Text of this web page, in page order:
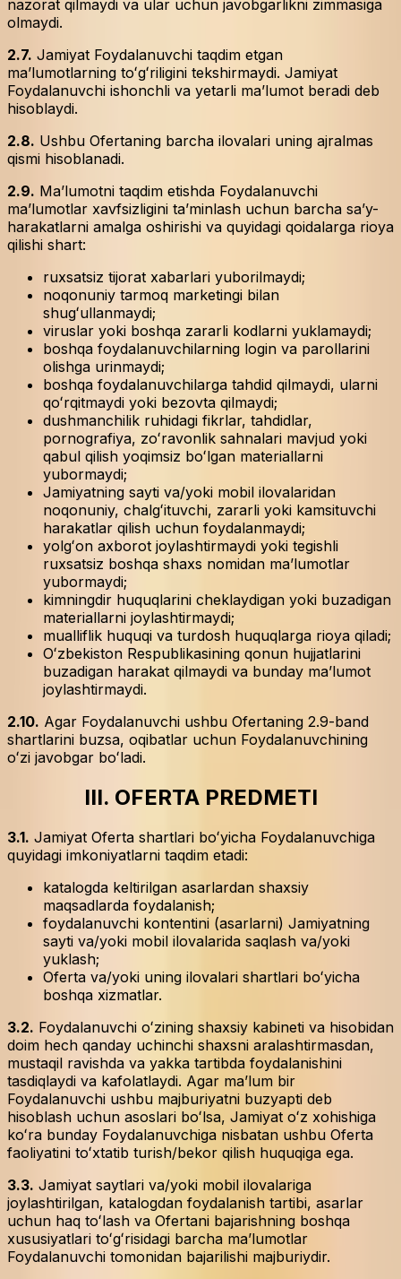
nazorat qilmaydi va ular uchun javobgarlikni zimmasiga
olmaydi.
2.7. Jamiyat Foydalanuvchi taqdim etgan
maʼlumotlarning toʻgʻriligini tekshirmaydi. Jamiyat
Foydalanuvchi ishonchli va yetarli maʼlumot beradi deb
hisoblaydi.
2.8. Ushbu Ofertaning barcha ilovalari uning ajralmas
qismi hisoblanadi.
2.9. Maʼlumotni taqdim etishda Foydalanuvchi
maʼlumotlar xavfsizligini taʼminlash uchun barcha saʼy-
harakatlarni amalga oshirishi va quyidagi qoidalarga rioya
qilishi shart:
ruxsatsiz tijorat xabarlari yuborilmaydi;
noqonuniy tarmoq marketingi bilan
shugʻullanmaydi;
viruslar yoki boshqa zararli kodlarni yuklamaydi;
boshqa foydalanuvchilarning login va parollarini
olishga urinmaydi;
boshqa foydalanuvchilarga tahdid qilmaydi, ularni
qoʻrqitmaydi yoki bezovta qilmaydi;
dushmanchilik ruhidagi fikrlar, tahdidlar,
pornografiya, zoʻravonlik sahnalari mavjud yoki
qabul qilish yoqimsiz boʻlgan materiallarni
yubormaydi;
Jamiyatning sayti va/yoki mobil ilovalaridan
noqonuniy, chalgʻituvchi, zararli yoki kamsituvchi
harakatlar qilish uchun foydalanmaydi;
yolgʻon axborot joylashtirmaydi yoki tegishli
ruxsatsiz boshqa shaxs nomidan maʼlumotlar
yubormaydi;
kimningdir huquqlarini cheklaydigan yoki buzadigan
materiallarni joylashtirmaydi;
mualliflik huquqi va turdosh huquqlarga rioya qiladi;
Oʻzbekiston Respublikasining qonun hujjatlarini
buzadigan harakat qilmaydi va bunday maʼlumot
joylashtirmaydi.
2.10. Agar Foydalanuvchi ushbu Ofertaning 2.9-band
shartlarini buzsa, oqibatlar uchun Foydalanuvchining
oʻzi javobgar boʻladi.
III. OFERTA PREDMETI
3.1. Jamiyat Oferta shartlari boʻyicha Foydalanuvchiga
quyidagi imkoniyatlarni taqdim etadi:
katalogda keltirilgan asarlardan shaxsiy
maqsadlarda foydalanish;
foydalanuvchi kontentini (asarlarni) Jamiyatning
sayti va/yoki mobil ilovalarida saqlash va/yoki
yuklash;
Oferta va/yoki uning ilovalari shartlari boʻyicha
boshqa xizmatlar.
3.2. Foydalanuvchi oʻzining shaxsiy kabineti va hisobidan
doim hech qanday uchinchi shaxsni aralashtirmasdan,
mustaqil ravishda va yakka tartibda foydalanishini
tasdiqlaydi va kafolatlaydi. Agar maʼlum bir
Foydalanuvchi ushbu majburiyatni buzyapti deb
hisoblash uchun asoslari boʻlsa, Jamiyat oʻz xohishiga
koʻra bunday Foydalanuvchiga nisbatan ushbu Oferta
faoliyatini toʻxtatib turish/bekor qilish huquqiga ega.
3.3. Jamiyat saytlari va/yoki mobil ilovalariga
joylashtirilgan, katalogdan foydalanish tartibi, asarlar
uchun haq toʻlash va Ofertani bajarishning boshqa
xususiyatlari toʻgʻrisidagi barcha maʼlumotlar
Foydalanuvchi tomonidan bajarilishi majburiydir.